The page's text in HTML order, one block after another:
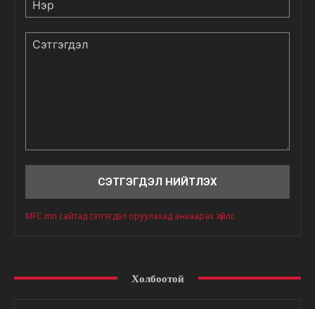
MFC.mn сайтад сэтгэгдэл оруулахад анхаарах зүйлс
Холбоотой